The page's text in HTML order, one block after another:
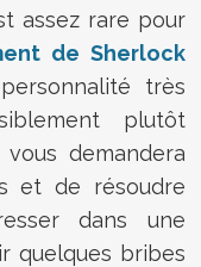
assez rare pour
de Sherlock
très
plutôt
vous demandera
et de résoudre
dans une
quelques bribes